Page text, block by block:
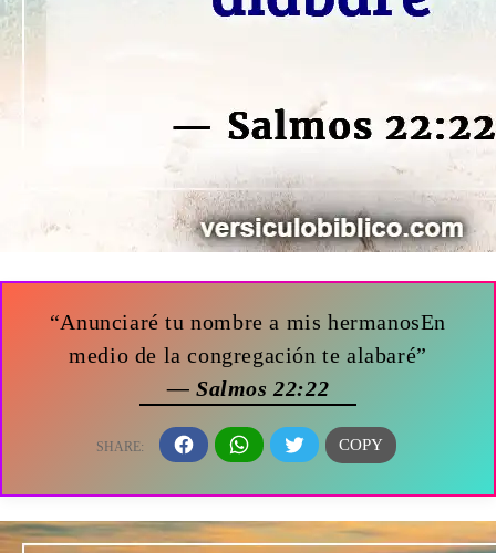
“Anunciaré tu nombre a mis hermanosEn
medio de la congregación te alabaré”
— Salmos 22:22